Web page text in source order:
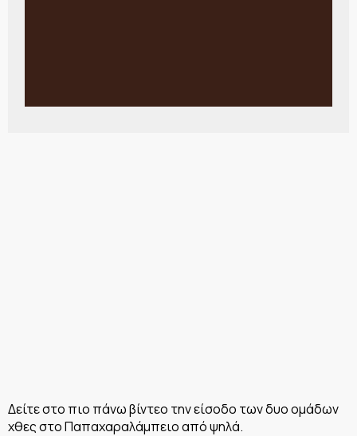
Δείτε στο πιο πάνω βίντεο την είσοδο των δυο ομάδων
χθες στο Παπαχαραλάμπειο από ψηλά.